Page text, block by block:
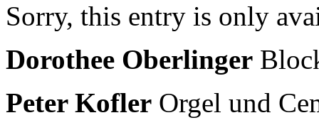
Sorry, this entry is only
Dorothee Oberlinger
Peter Kofler Orgel und